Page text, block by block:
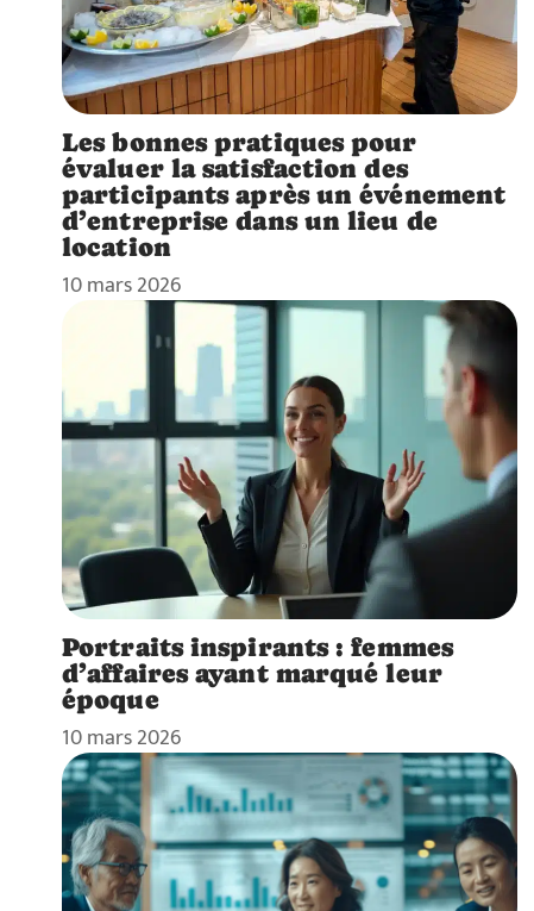
Les bonnes pratiques pour
évaluer la satisfaction des
participants après un événement
d’entreprise dans un lieu de
location
10 mars 2026
Portraits inspirants : femmes
d’affaires ayant marqué leur
époque
10 mars 2026